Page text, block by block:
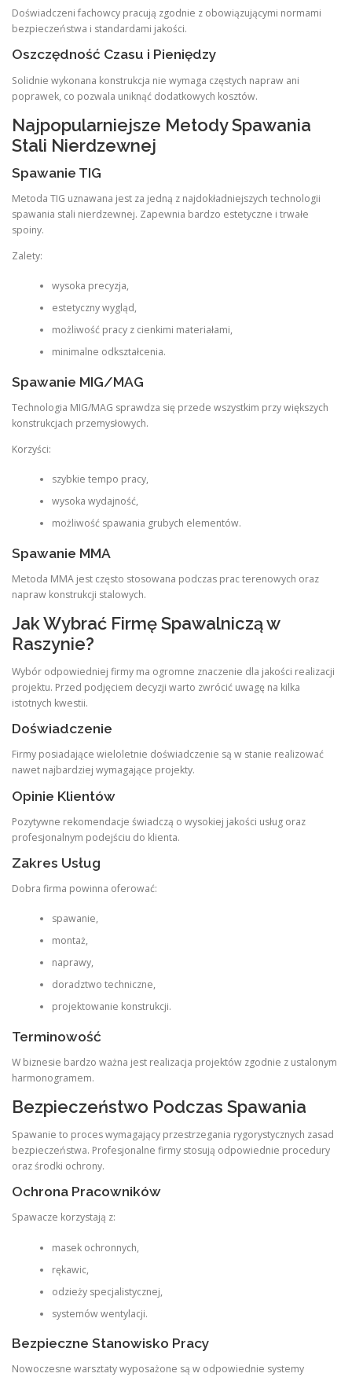
Doświadczeni fachowcy pracują zgodnie z obowiązującymi normami
bezpieczeństwa i standardami jakości.
Oszczędność Czasu i Pieniędzy
Solidnie wykonana konstrukcja nie wymaga częstych napraw ani
poprawek, co pozwala uniknąć dodatkowych kosztów.
Najpopularniejsze Metody Spawania
Stali Nierdzewnej
Spawanie TIG
Metoda TIG uznawana jest za jedną z najdokładniejszych technologii
spawania stali nierdzewnej. Zapewnia bardzo estetyczne i trwałe
spoiny.
Zalety:
wysoka precyzja,
estetyczny wygląd,
możliwość pracy z cienkimi materiałami,
minimalne odkształcenia.
Spawanie MIG/MAG
Technologia MIG/MAG sprawdza się przede wszystkim przy większych
konstrukcjach przemysłowych.
Korzyści:
szybkie tempo pracy,
wysoka wydajność,
możliwość spawania grubych elementów.
Spawanie MMA
Metoda MMA jest często stosowana podczas prac terenowych oraz
napraw konstrukcji stalowych.
Jak Wybrać Firmę Spawalniczą w
Raszynie?
Wybór odpowiedniej firmy ma ogromne znaczenie dla jakości realizacji
projektu. Przed podjęciem decyzji warto zwrócić uwagę na kilka
istotnych kwestii.
Doświadczenie
Firmy posiadające wieloletnie doświadczenie są w stanie realizować
nawet najbardziej wymagające projekty.
Opinie Klientów
Pozytywne rekomendacje świadczą o wysokiej jakości usług oraz
profesjonalnym podejściu do klienta.
Zakres Usług
Dobra firma powinna oferować:
spawanie,
montaż,
naprawy,
doradztwo techniczne,
projektowanie konstrukcji.
Terminowość
W biznesie bardzo ważna jest realizacja projektów zgodnie z ustalonym
harmonogramem.
Bezpieczeństwo Podczas Spawania
Spawanie to proces wymagający przestrzegania rygorystycznych zasad
bezpieczeństwa. Profesjonalne firmy stosują odpowiednie procedury
oraz środki ochrony.
Ochrona Pracowników
Spawacze korzystają z:
masek ochronnych,
rękawic,
odzieży specjalistycznej,
systemów wentylacji.
Bezpieczne Stanowisko Pracy
Nowoczesne warsztaty wyposażone są w odpowiednie systemy